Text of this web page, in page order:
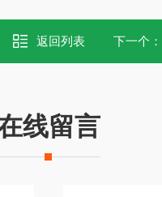
返回列表 下一个：
线留言